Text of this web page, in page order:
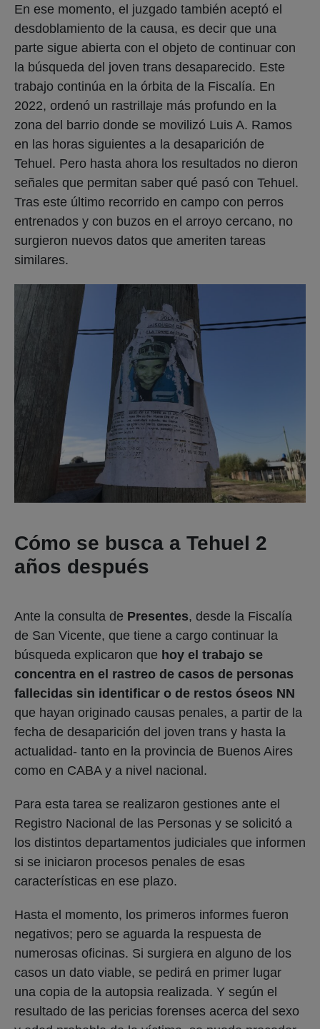
En ese momento, el juzgado también aceptó el
desdoblamiento de la causa, es decir que una
parte sigue abierta con el objeto de continuar con
la búsqueda del joven trans desaparecido. Este
trabajo continúa en la órbita de la Fiscalía. En
2022, ordenó un rastrillaje más profundo en la
zona del barrio donde se movilizó Luis A. Ramos
en las horas siguientes a la desaparición de
Tehuel. Pero hasta ahora los resultados no dieron
señales que permitan saber qué pasó con Tehuel.
Tras este último recorrido en campo con perros
entrenados y con buzos en el arroyo cercano, no
surgieron nuevos datos que ameriten tareas
similares.
Cómo se busca a Tehuel 2
años después
Ante la consulta de Presentes, desde la Fiscalía
de San Vicente, que tiene a cargo continuar la
búsqueda explicaron que hoy el trabajo se
concentra en el rastreo de casos de personas
fallecidas sin identificar o de restos óseos NN
que hayan originado causas penales, a partir de la
fecha de desaparición del joven trans y hasta la
actualidad- tanto en la provincia de Buenos Aires
como en CABA y a nivel nacional.
Para esta tarea se realizaron gestiones ante el
Registro Nacional de las Personas y se solicitó a
los distintos departamentos judiciales que informen
si se iniciaron procesos penales de esas
características en ese plazo.
Hasta el momento, los primeros informes fueron
negativos; pero se aguarda la respuesta de
numerosas oficinas. Si surgiera en alguno de los
casos un dato viable, se pedirá en primer lugar
una copia de la autopsia realizada. Y según el
resultado de las pericias forenses acerca del sexo